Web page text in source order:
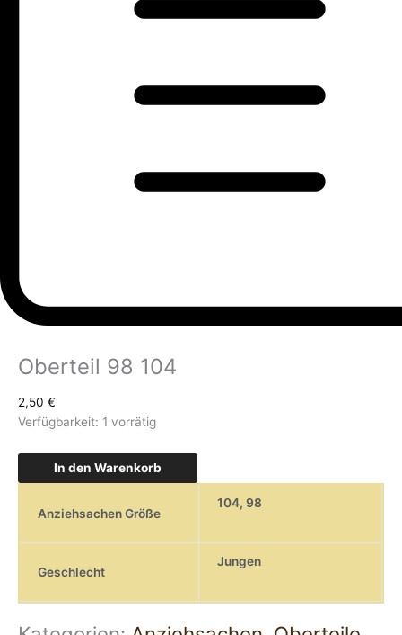
Oberteil 98 104
2,50 €
Verfügbarkeit: 1 vorrätig
In den Warenkorb
Anziehsachen Größe
104, 98
Geschlecht
Jungen